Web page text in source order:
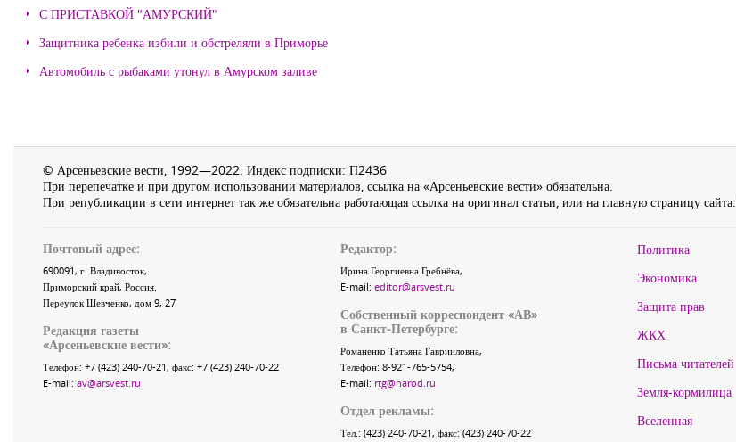
С ПРИСТАВКОЙ "АМУРСКИЙ"
Защитника ребенка избили и обстреляли в Приморье
Автомобиль с рыбаками утонул в Амурском заливе
© Арсеньевские вести, 1992—2022. Индекс подписки: П2436
При перепечатке и при другом использовании материалов, ссылка на «Арсеньевские вести» обязательна.
При републикации в сети интернет так же обязательна работающая ссылка на оригинал статьи, или на главную страницу сайта:
Почтовый адрес:
690091, г. Владивосток,
Приморский край, Россия.
Переулок Шевченко, дом 9, 27
Редакция газеты
«Арсеньевские вести»:
Телефон: +7 (423) 240-70-21, факс: +7 (423) 240-70-22
E-mail: av@arsvest.ru
Редактор:
Ирина Георгиевна Гребнёва,
E-mail: editor@arsvest.ru
Собственный корреспондент «АВ»
в Санкт-Петербурге:
Романенко Татьяна Гаврииловна,
Телефон: 8-921-765-5754,
E-mail: rtg@narod.ru
Отдел рекламы:
Тел.: (423) 240-70-21, факс: (423) 240-70-22
Политика
Экономика
Защита прав
ЖКХ
Письма читателей
Земля-кормилица
Вселенная